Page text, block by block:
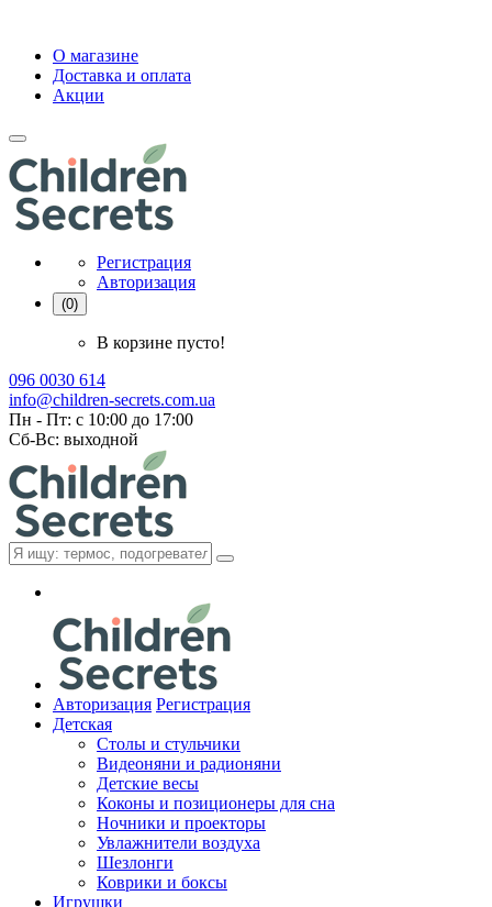
О магазине
Доставка и оплата
Акции
Регистрация
Авторизация
(0)
В корзине пусто!
096 0030 614
info@children-secrets.com.ua
Пн - Пт: с 10:00 до 17:00
Сб-Вс: выходной
Авторизация Регистрация
Детская
Cтолы и стульчики
Видеоняни и радионяни
Детские весы
Коконы и позиционеры для сна
Ночники и проекторы
Увлажнители воздуха
Шезлонги
Коврики и боксы
Игрушки